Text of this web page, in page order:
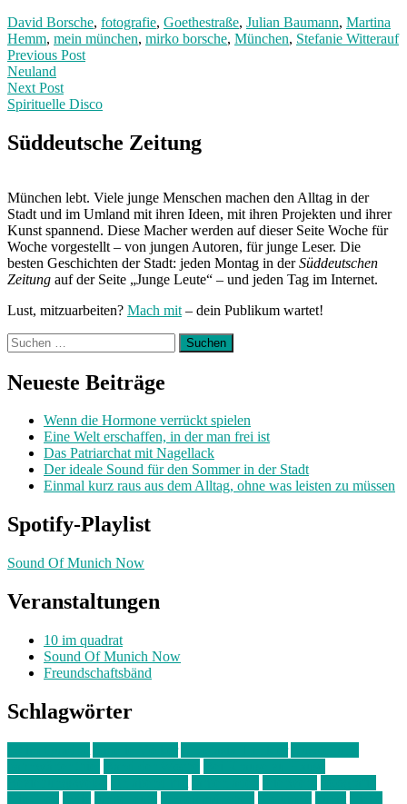
David Borsche, fotografie, Goethestraße, Julian Baumann, Martina
Hemm, mein münchen, mirko borsche, München, Stefanie Witterauf
Post
navigation
Previous PostPrevious
Neuland
Next Post
Spirituelle Disco
Post:
Süddeutsche Zeitung
München lebt. Viele junge Menschen machen den Alltag in der
Stadt und im Umland mit ihren Ideen, mit ihren Projekten und ihrer
Kunst spannend. Diese Macher werden auf dieser Seite Woche für
Woche vorgestellt – von jungen Autoren, für junge Leser. Die
besten Geschichten der Stadt: jeden Montag in derSüddeutschen
Zeitung auf der Seite „Junge Leute“ – und jeden Tag im Internet.
Lust, mitzuarbeiten? Mach mit – dein Publikum wartet!
Suchen
nach:
Neueste Beiträge
Wenn die Hormone verrückt spielen
Eine Welt erschaffen, in der man frei ist
Das Patriarchat mit Nagellack
Der ideale Sound für den Sommer in der Stadt
Einmal kurz raus aus dem Alltag, ohne was leisten zu müssen
Spotify-Playlist
Sound Of Munich Now
Veranstaltungen
10 im quadrat
Sound Of Munich Now
Freundschaftsbänd
Schlagwörter